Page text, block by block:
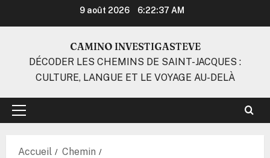
9 août 2026 6:22:38 AM
CAMINO INVESTIGASTEVE
DÉCODER LES CHEMINS DE SAINT-JACQUES :
CULTURE, LANGUE ET LE VOYAGE AU-DELÀ
Menu
Accueil
Chemin